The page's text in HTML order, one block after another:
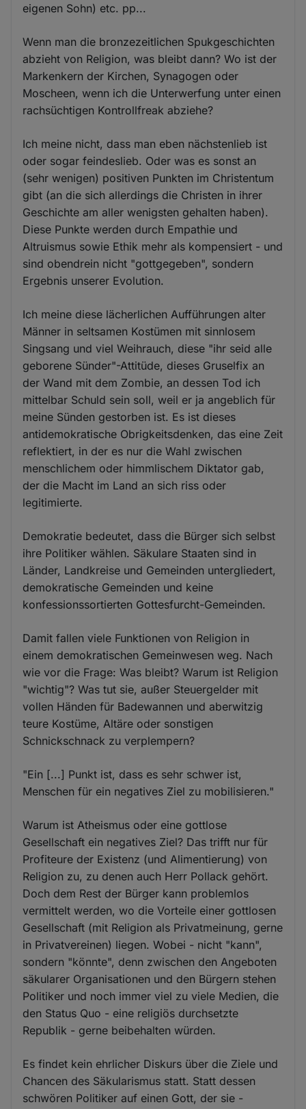
eigenen Sohn) etc. pp...
Wenn man die bronzezeitlichen Spukgeschichten
abzieht von Religion, was bleibt dann? Wo ist der
Markenkern der Kirchen, Synagogen oder
Moscheen, wenn ich die Unterwerfung unter einen
rachsüchtigen Kontrollfreak abziehe?
Ich meine nicht, dass man eben nächstenlieb ist
oder sogar feindeslieb. Oder was es sonst an
(sehr wenigen) positiven Punkten im Christentum
gibt (an die sich allerdings die Christen in ihrer
Geschichte am aller wenigsten gehalten haben).
Diese Punkte werden durch Empathie und
Altruismus sowie Ethik mehr als kompensiert - und
sind obendrein nicht "gottgegeben", sondern
Ergebnis unserer Evolution.
Ich meine diese lächerlichen Aufführungen alter
Männer in seltsamen Kostümen mit sinnlosem
Singsang und viel Weihrauch, diese "ihr seid alle
geborene Sünder"-Attitüde, dieses Gruselfix an
der Wand mit dem Zombie, an dessen Tod ich
mittelbar Schuld sein soll, weil er ja angeblich für
meine Sünden gestorben ist. Es ist dieses
antidemokratische Obrigkeitsdenken, das eine Zeit
reflektiert, in der es nur die Wahl zwischen
menschlichem oder himmlischem Diktator gab,
der die Macht im Land an sich riss oder
legitimierte.
Demokratie bedeutet, dass die Bürger sich selbst
ihre Politiker wählen. Säkulare Staaten sind in
Länder, Landkreise und Gemeinden untergliedert,
demokratische Gemeinden und keine
konfessionssortierten Gottesfurcht-Gemeinden.
Damit fallen viele Funktionen von Religion in
einem demokratischen Gemeinwesen weg. Nach
wie vor die Frage: Was bleibt? Warum ist Religion
"wichtig"? Was tut sie, außer Steuergelder mit
vollen Händen für Badewannen und aberwitzig
teure Kostüme, Altäre oder sonstigen
Schnickschnack zu verplempern?
"Ein [...] Punkt ist, dass es sehr schwer ist,
Menschen für ein negatives Ziel zu mobilisieren."
Warum ist Atheismus oder eine gottlose
Gesellschaft ein negatives Ziel? Das trifft nur für
Profiteure der Existenz (und Alimentierung) von
Religion zu, zu denen auch Herr Pollack gehört.
Doch dem Rest der Bürger kann problemlos
vermittelt werden, wo die Vorteile einer gottlosen
Gesellschaft (mit Religion als Privatmeinung, gerne
in Privatvereinen) liegen. Wobei - nicht "kann",
sondern "könnte", denn zwischen den Angeboten
säkularer Organisationen und den Bürgern stehen
Politiker und noch immer viel zu viele Medien, die
den Status Quo - eine religiös durchsetzte
Republik - gerne beibehalten würden.
Es findet kein ehrlicher Diskurs über die Ziele und
Chancen des Säkularismus statt. Statt dessen
schwören Politiker auf einen Gott, der sie -